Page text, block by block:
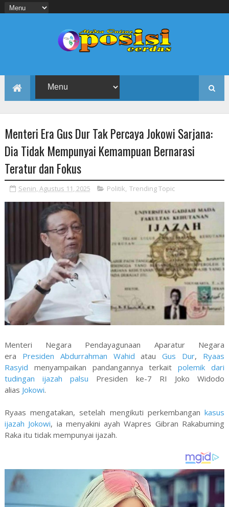
Menteri Era Gus Dur Tak Percaya Jokowi Sarjana:
Dia Tidak Mempunyai Kemampuan Bernarasi
Teratur dan Fokus
Senin, Agustus 11, 2025 Politik, Trending Topic
Menteri Negara Pendayagunaan Aparatur Negara
era Presiden Abdurrahman Wahid atauGus Dur, Ryaas
Rasyid menyampaikan pandangannya terkaitpolemik dari
tudingan ijazah palsu Presiden ke-7 RI Joko Widodo
alias Jokowi.
Ryaas mengatakan, setelah mengikuti perkembangankasus
ijazah Jokowi, ia menyakini ayah Wapres Gibran Rakabuming
Raka itu tidak mempunyai ijazah.